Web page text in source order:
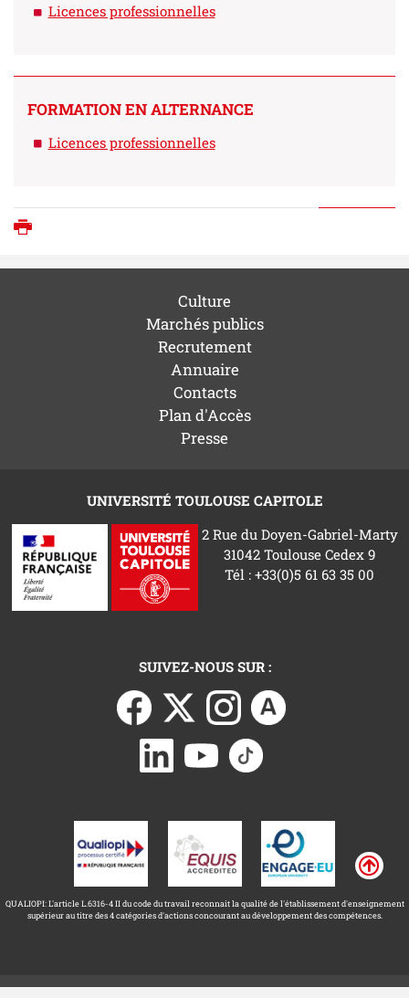
Licences professionnelles
FORMATION EN ALTERNANCE
Licences professionnelles
Culture
Marchés publics
Recrutement
Annuaire
Contacts
Plan d'Accès
Presse
UNIVERSITÉ TOULOUSE CAPITOLE
2 Rue du Doyen-Gabriel-Marty
31042 Toulouse Cedex 9
Tél : +33(0)5 61 63 35 00
SUIVEZ-NOUS SUR :
QUALIOPI: L'article L.6316-4 II du code du travail reconnait la qualité de l'établissement d'enseignement
supérieur au titre des 4 catégories d'actions concourant au développement des compétences.